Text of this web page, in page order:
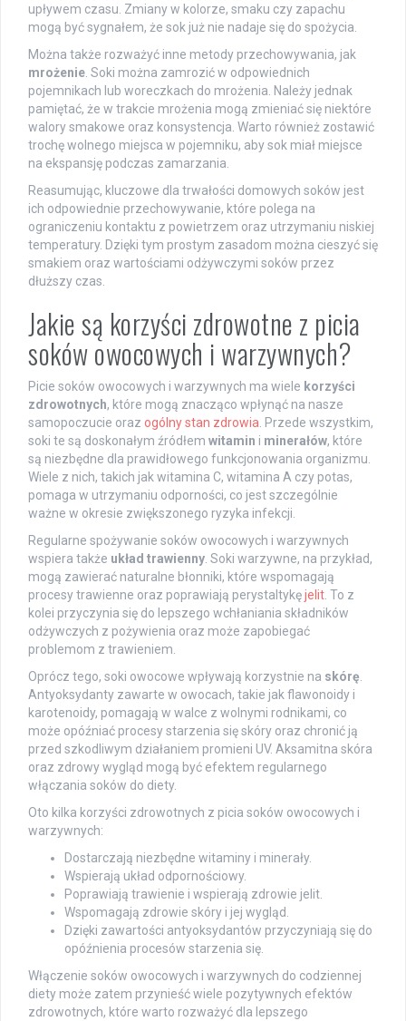
upływem czasu. Zmiany w kolorze, smaku czy zapachu
mogą być sygnałem, że sok już nie nadaje się do spożycia.
Można także rozważyć inne metody przechowywania, jak
mrożenie . Soki można zamrozić w odpowiednich
pojemnikach lub woreczkach do mrożenia. Należy jednak
pamiętać, że w trakcie mrożenia mogą zmieniać się niektóre
walory smakowe oraz konsystencja. Warto również zostawić
trochę wolnego miejsca w pojemniku, aby sok miał miejsce
na ekspansję podczas zamarzania.
Reasumując, kluczowe dla trwałości domowych soków jest
ich odpowiednie przechowywanie, które polega na
ograniczeniu kontaktu z powietrzem oraz utrzymaniu niskiej
temperatury. Dzięki tym prostym zasadom można cieszyć się
smakiem oraz wartościami odżywczymi soków przez
dłuższy czas.
Jakie są korzyści zdrowotne z picia
soków owocowych i warzywnych?
Picie soków owocowych i warzywnych ma wiele korzyści
zdrowotnych, które mogą znacząco wpłynąć na nasze
samopoczucie oraz ogólny stan zdrowia . Przede wszystkim,
soki te są doskonałym źródłem witamin i minerałów, które
są niezbędne dla prawidłowego funkcjonowania organizmu.
Wiele z nich, takich jak witamina C, witamina A czy potas,
pomaga w utrzymaniu odporności, co jest szczególnie
ważne w okresie zwiększonego ryzyka infekcji.
Regularne spożywanie soków owocowych i warzywnych
wspiera także układ trawienny . Soki warzywne, na przykład,
mogą zawierać naturalne błonniki, które wspomagają
procesy trawienne oraz poprawiają perystaltykęjelit . To z
kolei przyczynia się do lepszego wchłaniania składników
odżywczych z pożywienia oraz może zapobiegać
problemom z trawieniem.
Oprócz tego, soki owocowe wpływają korzystnie na skórę
Antyoksydanty zawarte w owocach, takie jak flawonoidy i
karotenoidy, pomagają w walce z wolnymi rodnikami, co
może opóźniać procesy starzenia się skóry oraz chronić ją
przed szkodliwym działaniem promieni UV. Aksamitna skóra
oraz zdrowy wygląd mogą być efektem regularnego
włączania soków do diety.
Oto kilka korzyści zdrowotnych z picia soków owocowych i
warzywnych:
Dostarczają niezbędne witaminy i minerały.
Wspierają układ odpornościowy.
Poprawiają trawienie i wspierają zdrowie jelit.
Wspomagają zdrowie skóry i jej wygląd.
Dzięki zawartości antyoksydantów przyczyniają się do
opóźnienia procesów starzenia się.
Włączenie soków owocowych i warzywnych do codziennej
diety może zatem przynieść wiele pozytywnych efektów
zdrowotnych, które warto rozważyć dla lepszego